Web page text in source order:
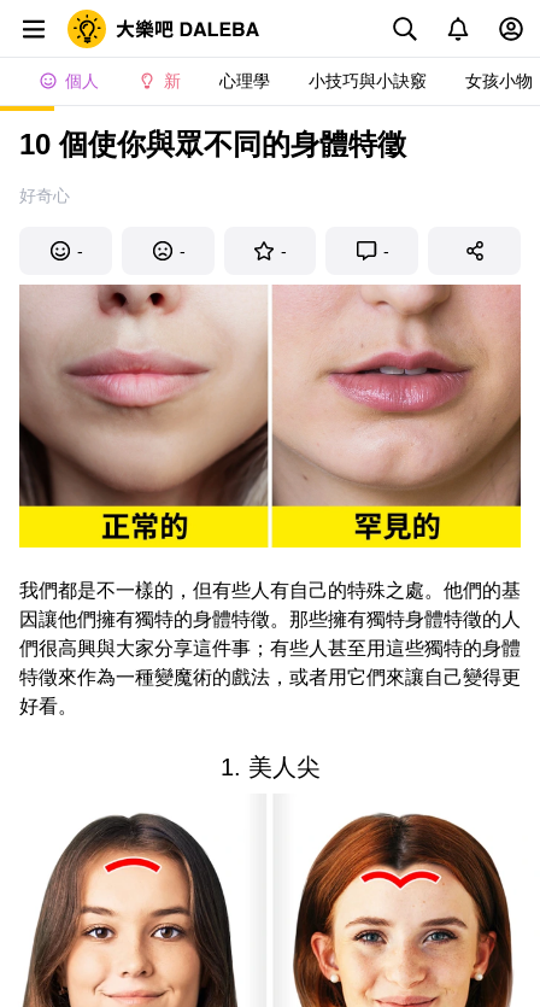
個人 新 心理學 小技巧與小訣竅 女孩小物
10 個使你與眾不同的身體特徵
好奇心
- - - -
我們都是不一樣的，但有些人有自己的特殊之處。他們的基
因讓他們擁有獨特的身體特徵。那些擁有獨特身體特徵的人
們很高興與大家分享這件事；有些人甚至用這些獨特的身體
特徵來作為一種變魔術的戲法，或者用它們來讓自己變得更
好看。
1. 美人尖